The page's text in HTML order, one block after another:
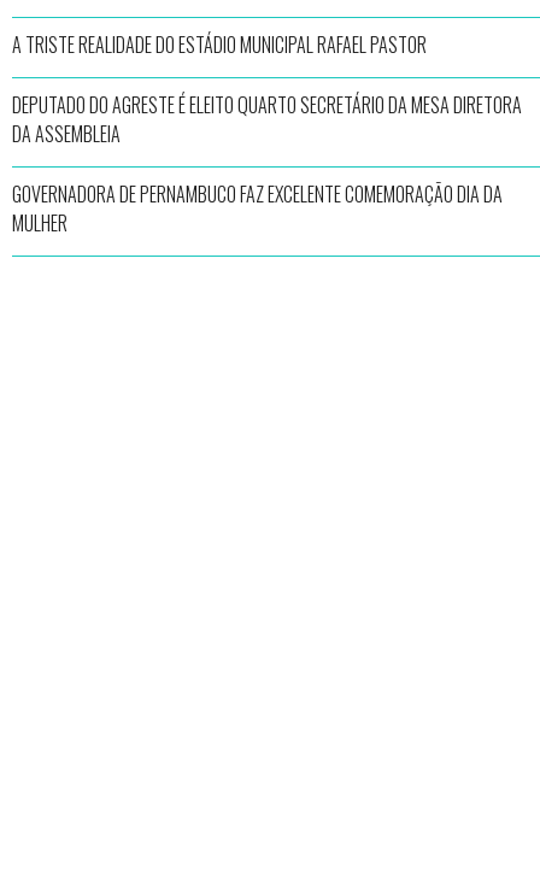
A TRISTE REALIDADE DO ESTÁDIO MUNICIPAL RAFAEL PASTOR
DEPUTADO DO AGRESTE É ELEITO QUARTO SECRETÁRIO DA MESA DIRETORA
DA ASSEMBLEIA
GOVERNADORA DE PERNAMBUCO FAZ EXCELENTE COMEMORAÇÃO DIA DA
MULHER